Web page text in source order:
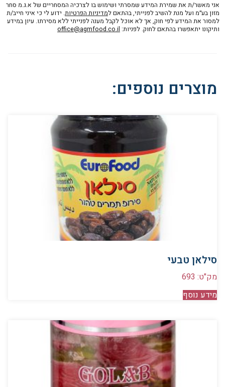
אני מאשר/ת את שמירת המידע שמסרתי ושימוש בו לצרכיה המסחריים של א.ג.מ סחר
מזון בע״מ ועל מנת להשיב לפנייתי, בהתאם למדיניות הפרטיות. ידוע לי כי איני חייב/ת
למסור את המידע לפי חוק, אך לא אוכל לקבל מענה לפנייתי ללא מסירתו. עיון במידע
ותיקונו יתאפשרו בהתאם לחוק. לפניות: office@agmfood.co.il
מוצרים נוספים:
סילאן טבעי
מק"ט: 693
מידע נוסף